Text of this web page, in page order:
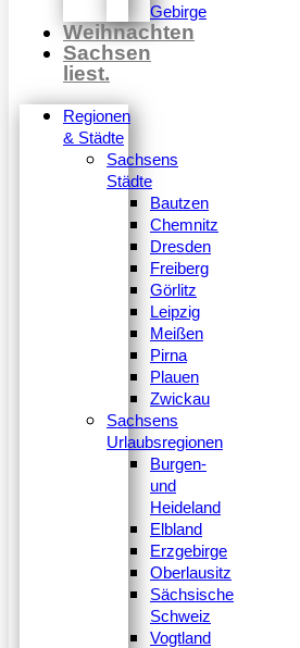
Gebirge
Weihnachten
Sachsen
liest.
Regionen
& Städte
Sachsens
Städte
Bautzen
Chemnitz
Dresden
Freiberg
Görlitz
Leipzig
Meißen
Pirna
Plauen
Zwickau
Sachsens
Urlaubsregionen
Burgen-
und
Heideland
Elbland
Erzgebirge
Oberlausitz
Sächsische
Schweiz
Vogtland